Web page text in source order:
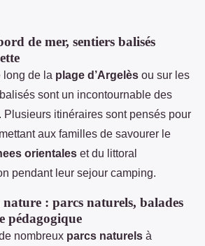
de mer, sentiers balisés
long de la plage d’Argelès ou sur les
sont un incontournable des
Plusieurs itinéraires sont pensés pour
aux familles de savourer le
orientales et du littoral
pendant leur sejour camping.
nature : parcs naturels, balades
pédagogique
nombreux parcs naturels à